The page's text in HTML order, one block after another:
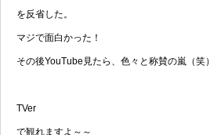
を反省した。
マジで面白かった！
その後YouTube見たら、色々と称賛の嵐（笑）
TVer
で観れますよ～～